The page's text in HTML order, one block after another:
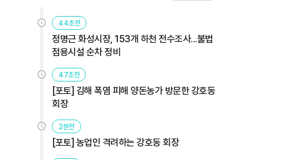
44초전
정명근 화성시장, 153개 하천 전수조사...불법
점용시설 순차 정비
47초전
[포토] 김해 폭염 피해 양돈농가 방문한 강호동
회장
2분전
[포토] 농업인 격려하는 강호동 회장